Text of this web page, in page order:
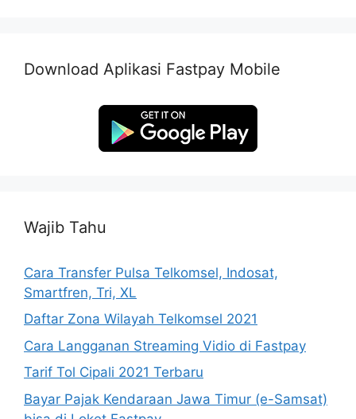
Download Aplikasi Fastpay Mobile
Wajib Tahu
Cara Transfer Pulsa Telkomsel, Indosat,
Smartfren, Tri, XL
Daftar Zona Wilayah Telkomsel 2021
Cara Langganan Streaming Vidio di Fastpay
Tarif Tol Cipali 2021 Terbaru
Bayar Pajak Kendaraan Jawa Timur (e-Samsat)